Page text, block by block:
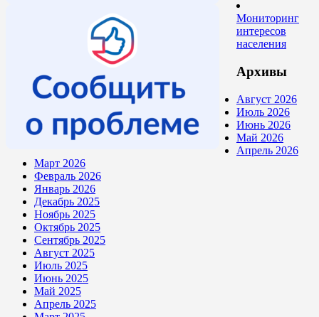
Мониторинг
интересов
населения
Архивы
Август 2026
Июль 2026
Июнь 2026
Май 2026
Апрель 2026
Март 2026
Февраль 2026
Январь 2026
Декабрь 2025
Ноябрь 2025
Октябрь 2025
Сентябрь 2025
Август 2025
Июль 2025
Июнь 2025
Май 2025
Апрель 2025